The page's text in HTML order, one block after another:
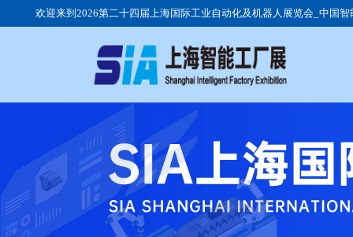
欢迎来到2026第二十四届上海国际工业自动化及机器人展览会_中国
展品范围
日程安排
参展流程
行业动态
观众群体
展馆交通
我要参观